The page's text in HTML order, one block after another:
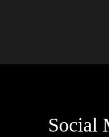
Social